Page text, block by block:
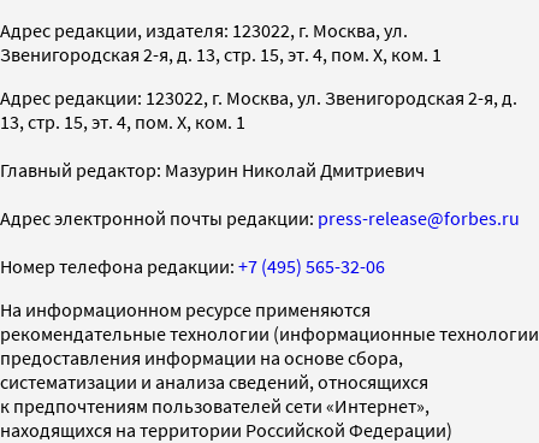
Адрес редакции, издателя: 123022, г. Москва, ул.
Звенигородская 2-я, д. 13, стр. 15, эт. 4, пом. X, ком. 1
Адрес редакции: 123022, г. Москва, ул. Звенигородская 2-я, д.
13, стр. 15, эт. 4, пом. X, ком. 1
Главный редактор: Мазурин Николай Дмитриевич
Адрес электронной почты редакции: press-release@forbes.ru
Номер телефона редакции: +7 (495) 565-32-06
На информационном ресурсе применяются
рекомендательные технологии (информационные технологии
предоставления информации на основе сбора,
систематизации и анализа сведений, относящихся
к предпочтениям пользователей сети «Интернет»,
находящихся на территории Российской Федерации)